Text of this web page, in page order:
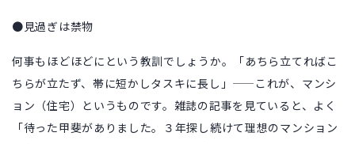
●見過ぎは禁物
何事もほどほどにという教訓でしょうか。「あちら立てればこ
ちらが立たず、帯に短かしタスキに長し」――これが、マンシ
ョン（住宅）というものです。雑誌の記事を見ていると、よく
「待った甲斐がありました。３年探し続けて理想のマンション